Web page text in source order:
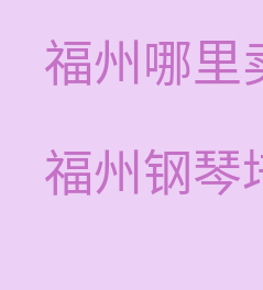
福州哪里
福州钢琴